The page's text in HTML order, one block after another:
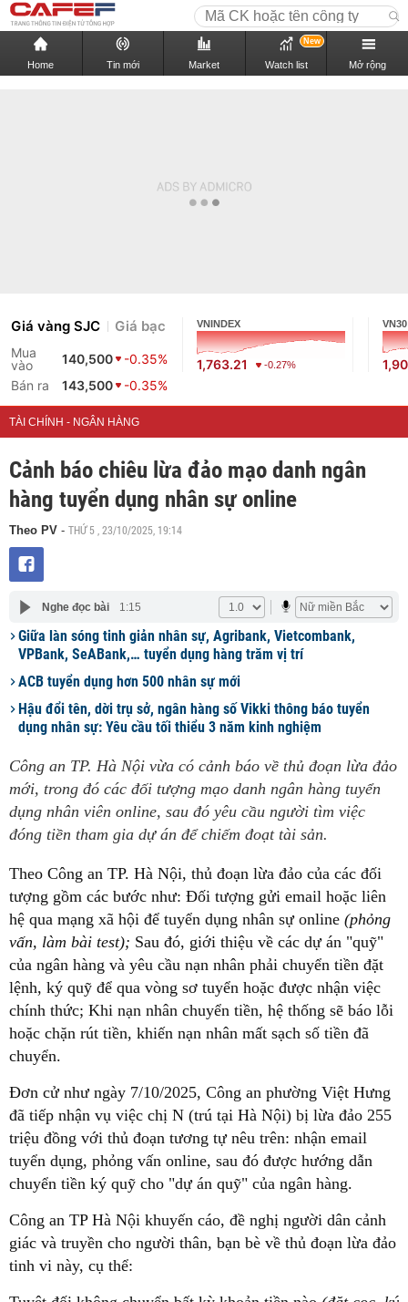
Home Tin mới Market Watch list
New
Mở rộng
Giá vàng SJC Giá bạc
Mua
vào
140,500
-0.35%
Bán ra
143,500 -0.35%
VNINDEX
1,763.21 -0.27%
VN30
TÀI CHÍNH - NGÂN HÀNG
Cảnh báo chiêu lừa đảo mạo danh ngân
hàng tuyển dụng nhân sự online
Theo PV - THỨ 5 , 23/10/2025, 19:14
Nghe đọc bài 1:15
Giữa làn sóng tinh giản nhân sự, Agribank, Vietcombank,
VPBank, SeABank,… tuyển dụng hàng trăm vị trí
ACB tuyển dụng hơn 500 nhân sự mới
Hậu đổi tên, dời trụ sở, ngân hàng số Vikki thông báo tuyển
dụng nhân sự: Yêu cầu tối thiểu 3 năm kinh nghiệm
Công an TP. Hà Nội vừa có cảnh báo về thủ đoạn lừa đảo
mới, trong đó các đối tượng mạo danh ngân hàng tuyển
dụng nhân viên online, sau đó yêu cầu người tìm việc
đóng tiền tham gia dự án để chiếm đoạt tài sản.
Theo Công an TP. Hà Nội, thủ đoạn lừa đảo của các đối
tượng gồm các bước như: Đối tượng gửi email hoặc liên
hệ qua mạng xã hội để tuyển dụng nhân sự online (phỏng
vấn, làm bài test); Sau đó, giới thiệu về các dự án "quỹ"
của ngân hàng và yêu cầu nạn nhân phải chuyển tiền đặt
lệnh, ký quỹ để qua vòng sơ tuyển hoặc được nhận việc
chính thức; Khi nạn nhân chuyển tiền, hệ thống sẽ báo lỗi
hoặc chặn rút tiền, khiến nạn nhân mất sạch số tiền đã
chuyển.
Đơn cử như ngày 7/10/2025, Công an phường Việt Hưng
đã tiếp nhận vụ việc chị N (trú tại Hà Nội) bị lừa đảo 255
triệu đồng với thủ đoạn tương tự nêu trên: nhận email
tuyển dụng, phỏng vấn online, sau đó được hướng dẫn
chuyển tiền ký quỹ cho "dự án quỹ" của ngân hàng.
Công an TP Hà Nội khuyến cáo, đề nghị người dân cảnh
giác và truyền cho người thân, bạn bè về thủ đoạn lừa đảo
tinh vi này, cụ thể: